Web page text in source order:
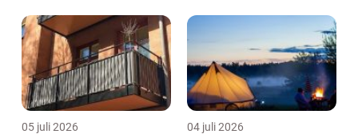
05 juli 2026 04 juli 2026